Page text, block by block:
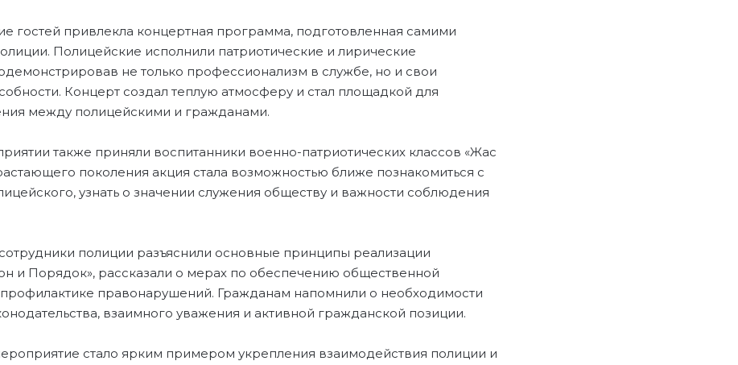
гостей привлекла концертная программа, подготовленная самими
Полицейские исполнили патриотические и лирические
не только профессионализм в службе, но и свои
Концерт создал теплую атмосферу и стал площадкой для
между полицейскими и гражданами.
также приняли воспитанники военно-патриотических классов «Жас
поколения акция стала возможностью ближе познакомиться с
узнать о значении служения обществу и важности соблюдения
полиции разъяснили основные принципы реализации
и Порядок», рассказали о мерах по обеспечению общественной
профилактике правонарушений. Гражданам напомнили о необходимости
взаимного уважения и активной гражданской позиции.
стало ярким примером укрепления взаимодействия полиции и